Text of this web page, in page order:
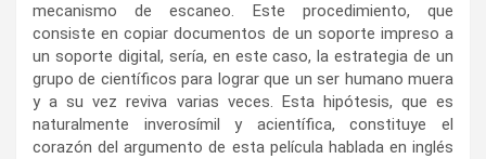
mecanismo de escaneo. Este procedimiento, que
consiste en copiar documentos de un soporte impreso a
un soporte digital, sería, en este caso, la estrategia de un
grupo de científicos para lograr que un ser humano muera
y a su vez reviva varias veces. Esta hipótesis, que es
naturalmente inverosímil y acientífica, constituye el
corazón del argumento de esta película hablada en inglés